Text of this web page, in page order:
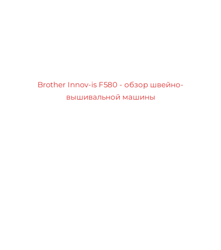
Brother Innov-is F580 - обзор швейно-
вышивальной машины